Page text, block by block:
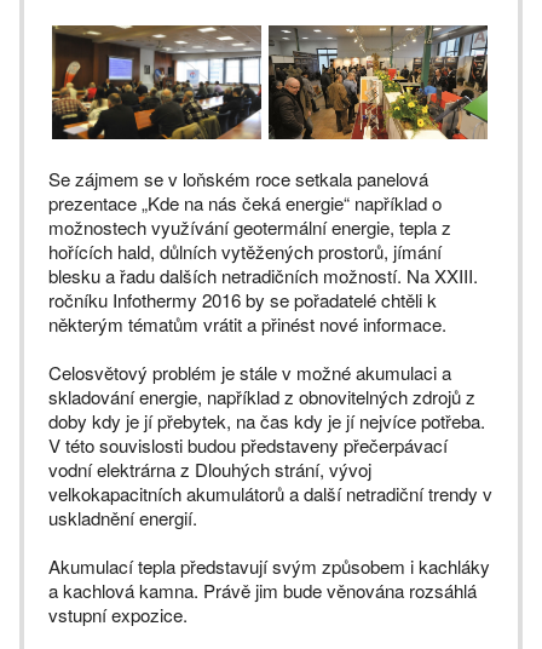
Se zájmem se v loňském roce setkala panelová
prezentace „Kde na nás čeká energie“ například o
možnostech využívání geotermální energie, tepla z
hořících hald, důlních vytěžených prostorů, jímání
blesku a řadu dalších netradičních možností. Na XXIII.
ročníku Infothermy 2016 by se pořadatelé chtěli k
některým tématům vrátit a přinést nové informace.
Celosvětový problém je stále v možné akumulaci a
skladování energie, například z obnovitelných zdrojů z
doby kdy je jí přebytek, na čas kdy je jí nejvíce potřeba.
V této souvislosti budou představeny přečerpávací
vodní elektrárna z Dlouhých strání, vývoj
velkokapacitních akumulátorů a další netradiční trendy v
uskladnění energií.
Akumulací tepla představují svým způsobem i kachláky
a kachlová kamna. Právě jim bude věnována rozsáhlá
vstupní expozice.